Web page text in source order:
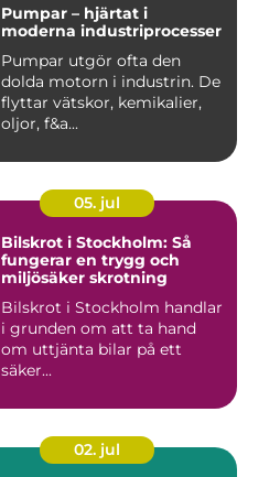
Pumpar – hjärtat i
moderna industriprocesser
Pumpar utgör ofta den
dolda motorn i industrin. De
flyttar vätskor, kemikalier,
oljor, f&a...
05. jul
Bilskrot i Stockholm: Så
fungerar en trygg och
miljösäker skrotning
Bilskrot i Stockholm handlar
i grunden om att ta hand
om uttjänta bilar på ett
säker...
02. jul